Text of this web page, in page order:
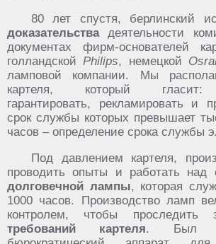
80 лет спустя, берлинский
доказательствадеятельности
документах фирм-основателей
голландскойPhilips, немецкой
ламповой компании. Мы
картеля, который
гарантировать, рекламировать и
срок службы которых превышает
часов – определение срока службы
Под давлением картеля,
проводить опыты и работать над
долговечной лампы, которая
1000 часов. Производство ламп
контролем, чтобы проследить
требований картеля. Был